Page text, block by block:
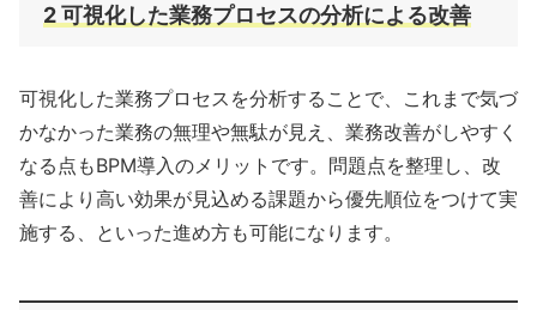
2 可視化した業務プロセスの分析による改善
可視化した業務プロセスを分析することで、これまで気づ
かなかった業務の無理や無駄が見え、業務改善がしやすく
なる点もBPM導入のメリットです。問題点を整理し、改
善により高い効果が見込める課題から優先順位をつけて実
施する、といった進め方も可能になります。